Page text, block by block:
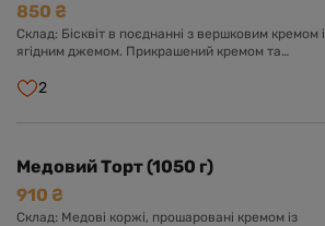
850 ₴
Склад: Бісквіт в поєднанні з вершковим кремом і
ягідним джемом. Прикрашений кремом та
2
Медовий Торт (1050 г)
910 ₴
Склад: Медові коржі, прошаровані кремом із